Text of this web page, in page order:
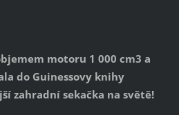
motoru 1 000 cm3 a
do Guinessovy knihy
zahradní sekačka na světě!